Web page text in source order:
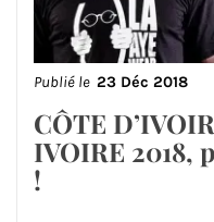
Publié le 23 Déc 2018
CÔTE
IVOIRE 2018,
!